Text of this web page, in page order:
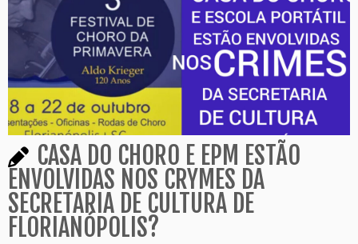
CASA DO CHORO E EPM ESTÃO
ENVOLVIDAS NOS CRYMES DA
SECRETARIA DE CULTURA DE
FLORIANÓPOLIS?